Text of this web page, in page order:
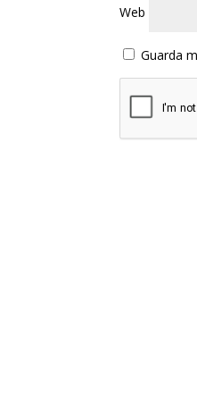
Web
Guarda